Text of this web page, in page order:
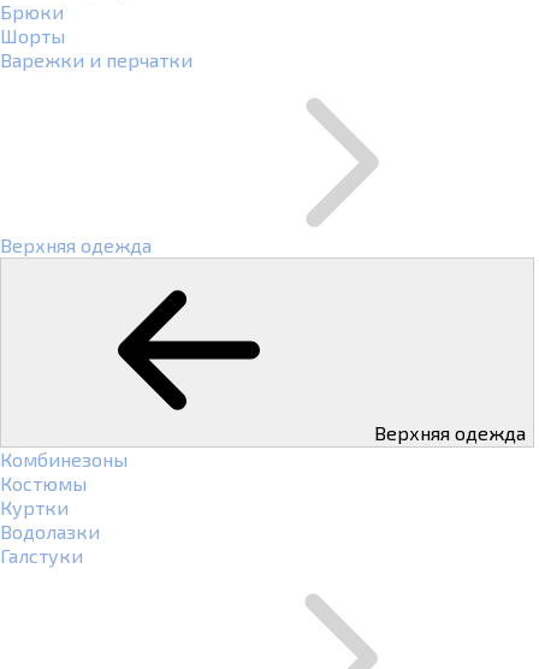
Брюки
Шорты
Варежки и перчатки
Верхняя одежда
Верхняя одежда
Комбинезоны
Костюмы
Куртки
Водолазки
Галстуки